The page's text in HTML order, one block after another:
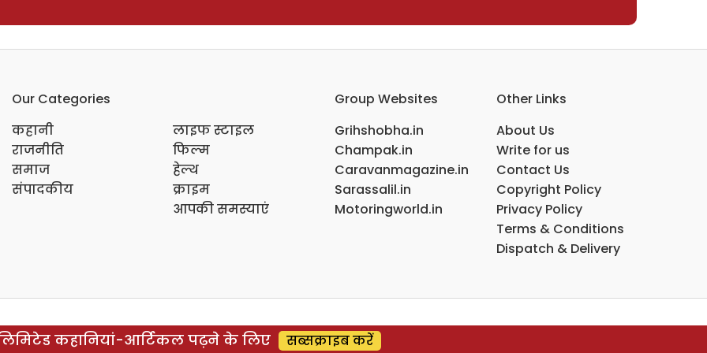
Our Categories
कहानी
राजनीति
समाज
संपादकीय
लाइफ स्टाइल
फिल्म
हेल्थ
क्राइम
आपकी समस्याएं
Group Websites
Grihshobha.in
Champak.in
Caravanmagazine.in
Sarassalil.in
Motoringworld.in
Other Links
About Us
Write for us
Contact Us
Copyright Policy
Privacy Policy
Terms & Conditions
Dispatch & Delivery
कहानियां-आर्टिकल पढ़ने के लिए सब्सक्राइब करें